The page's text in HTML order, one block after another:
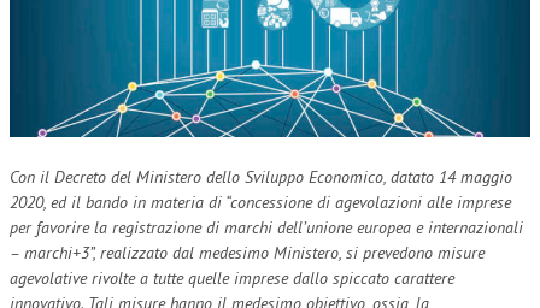
DOCUMENTI
TESI DI LAUREA
MATERIALE DIDATTICO
INVITI E PROMOZIONI
Con il Decreto del Ministero dello Sviluppo Economico, datato 14 maggio
2020, ed il bando in materia di “concessione di agevolazioni alle imprese
per favorire la registrazione di marchi dell’unione europea e internazionali
– marchi+3”, realizzato dal medesimo Ministero, si prevedono misure
agevolative rivolte a tutte quelle imprese dallo spiccato carattere
innovativo. Tali misure hanno il medesimo obiettivo, ossia, la